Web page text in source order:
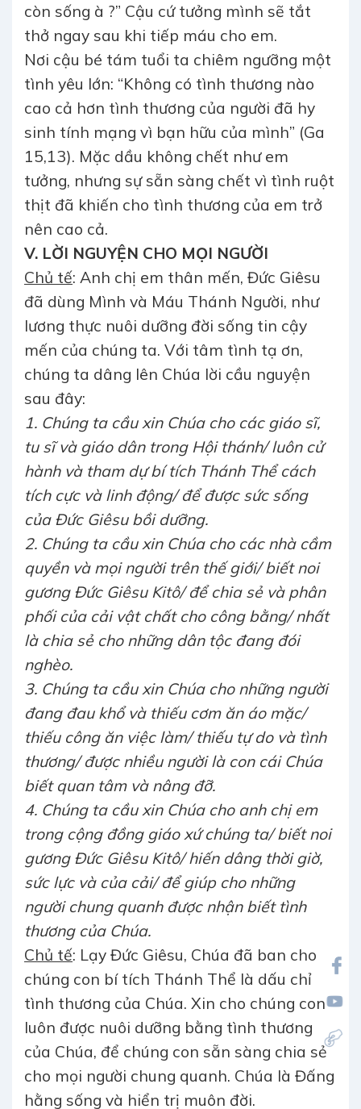
còn sống à ?” Cậu cứ tưởng mình sẽ tắt
thở ngay sau khi tiếp máu cho em.
Nơi cậu bé tám tuổi ta chiêm ngưỡng một
tình yêu lớn: “Không có tình thương nào
cao cả hơn tình thương của người đã hy
sinh tính mạng vì bạn hữu của mình” (Ga
15,13). Mặc dầu không chết như em
tưởng, nhưng sự sẵn sàng chết vì tình ruột
thịt đã khiến cho tình thương của em trở
nên cao cả.
V. LỜI NGUYỆN CHO MỌI NGƯỜI
Chủ tế: Anh chị em thân mến, Đức Giêsu
đã dùng Mình và Máu Thánh Người, như
lương thực nuôi dưỡng đời sống tin cậy
mến của chúng ta. Với tâm tình tạ ơn,
chúng ta dâng lên Chúa lời cầu nguyện
sau đây:
1. Chúng ta cầu xin Chúa cho các giáo sĩ,
tu sĩ và giáo dân trong Hội thánh/ luôn cử
hành và tham dự bí tích Thánh Thể cách
tích cực và linh động/ để được sức sống
của Đức Giêsu bồi dưỡng.
2. Chúng ta cầu xin Chúa cho các nhà cầm
quyền và mọi người trên thế giới/ biết noi
gương Đức Giêsu Kitô/ để chia sẻ và phân
phối của cải vật chất cho công bằng/ nhất
là chia sẻ cho những dân tộc đang đói
nghèo.
3. Chúng ta cầu xin Chúa cho những người
đang đau khổ và thiếu cơm ăn áo mặc/
thiếu công ăn việc làm/ thiếu tự do và tình
thương/ được nhiều người là con cái Chúa
biết quan tâm và nâng đỡ.
4. Chúng ta cầu xin Chúa cho anh chị em
trong cộng đồng giáo xứ chúng ta/ biết noi
gương Đức Giêsu Kitô/ hiến dâng thời giờ,
sức lực và của cải/ để giúp cho những
người chung quanh được nhận biết tình
thương của Chúa.
Chủ tế: Lạy Đức Giêsu, Chúa đã ban cho
chúng con bí tích Thánh Thể là dấu chỉ
tình thương của Chúa. Xin cho chúng con
luôn được nuôi dưỡng bằng tình thương
của Chúa, để chúng con sẵn sàng chia sẻ
cho mọi người chung quanh. Chúa là Đấng
hằng sống và hiển trị muôn đời.